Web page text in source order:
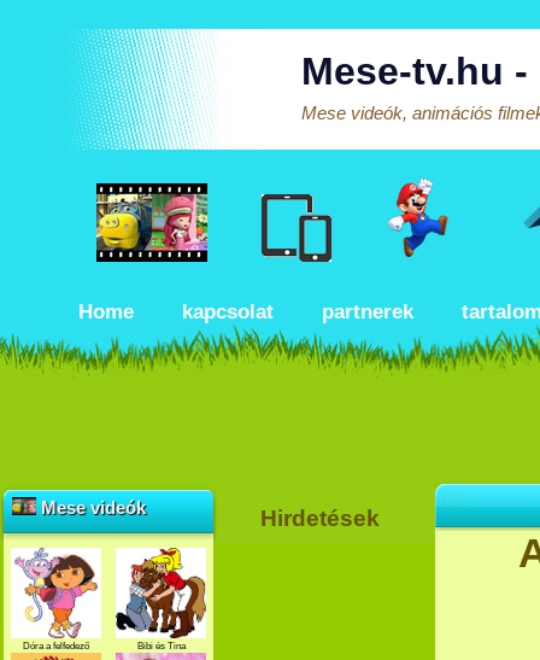
Mese-tv.hu
Mese videók, animációs
Home kapcsolat partnerek
Mese videók
Dóra a felfedező Bibi és Tina
Hirdetések